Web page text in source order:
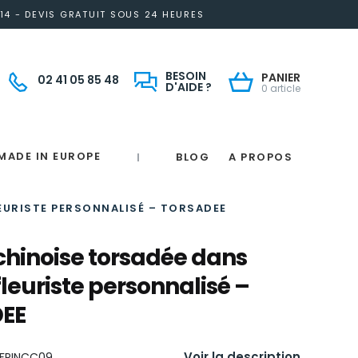
- DEVIS GRATUIT SOUS 24 HEURES
02 41 05 85 48 BESOIN
D'AIDE ?
PANIER
0 article
IN EUROPE | BLOG A PROPOS
PERSONNALISÉ – TORSADEE
torsadée dans
personnalisé –